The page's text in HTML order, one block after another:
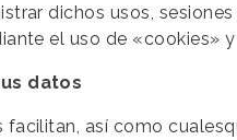
dichos usos,
el uso de «cookies»
datos
facilitan, así como